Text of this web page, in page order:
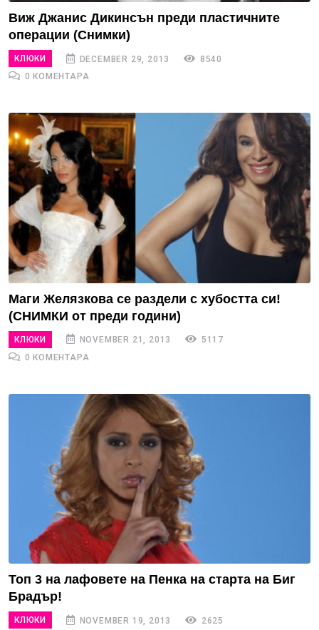
Виж Джанис Дикинсън преди пластичните
операции (Снимки)
КЛЮКИ DECEMBER 29, 2013
8540
0 КОМЕНТАРА
Маги Желязкова се раздели с хубостта си!
(СНИМКИ от преди години)
КЛЮКИ NOVEMBER 21, 2013
5117
0 КОМЕНТАРА
Топ 3 на лафовете на Пенка на старта на Биг
Брадър!
КЛЮКИ NOVEMBER 19, 2013
2625